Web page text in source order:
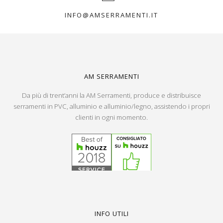
INFO@AMSERRAMENTI.IT
AM SERRAMENTI
Da più di trent’anni la AM Serramenti, produce e distribuisce
serramenti in PVC, alluminio e alluminio/legno, assistendo i propri
clienti in ogni momento.
INFO UTILI